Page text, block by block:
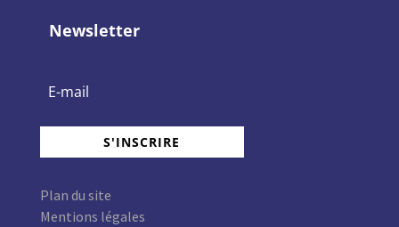
Newsletter
S'INSCRIRE
Plan du site
Mentions légales